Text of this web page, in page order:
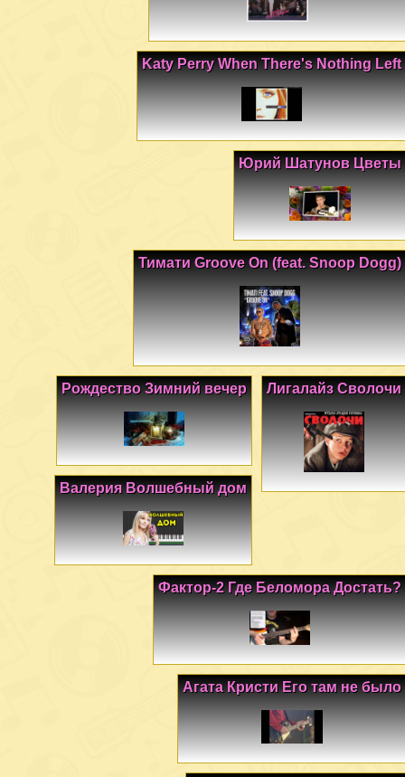
Katy Perry When There's Nothing Left
Юрий Шатунов Цветы
Тимати Groove On (feat. Snoop Dogg)
Лигалайз Сволочи
Рождество Зимний вечер
Валерия Волшебный дом
Фактор-2 Где Беломора Достать?
Агата Кристи Его там не было